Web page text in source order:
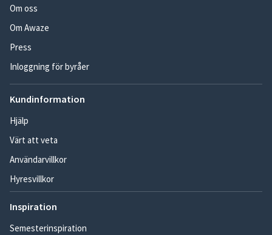
Om oss
Om Awaze
Press
Inloggning för byråer
Kundinformation
Hjälp
Värt att veta
Användarvillkor
Hyresvillkor
Inspiration
Semesterinspiration